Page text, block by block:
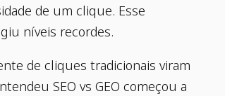
de um clique. Esse
níveis recordes.
de cliques tradicionais viram
SEO vs GEO começou a